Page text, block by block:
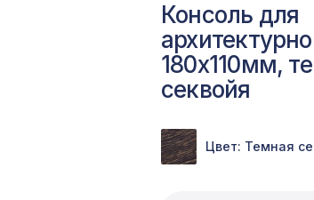
Консоль для
180х110мм,
секвойя
Цвет: Темная